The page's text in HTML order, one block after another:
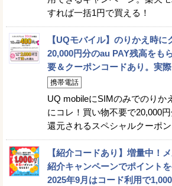
すれば一括1円で買える！
【UQモバイル】のりかえ時
20,000円分のau PAY残高をも
要＆クーポンコードあり。実
携帯電話
UQ mobileにSIMのみでのりか
にコレ！買い物不要で20,000
還元されるスペシャルクーポ
【紹介コードあり】増量中！
紹介キャンペーンでポイント
2025年9月はコード利用で